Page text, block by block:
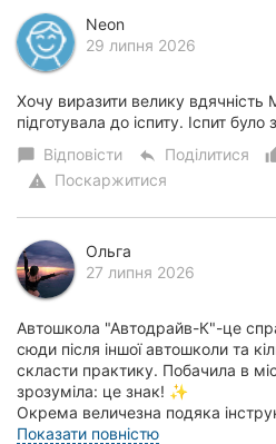
Neon
29 липня 2026
Хочу виразити велику вдячність
підготувала до іспиту. Іспит
chat_bubble Відповісти reply Поділитися
warning Поскаржитися
Ольга
27 липня 2026
Автошкола "Автодрайв-К"-це
сюди після іншої автошколи та
скласти практику. Побачила в
зрозуміла: це знак! ✨
​Окрема величезна подяка
Анатолійовичу....
Показати повністю